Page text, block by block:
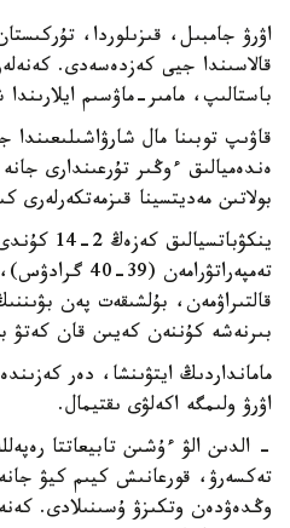
اۋرۋ جامبىل، قىزىلوردا،
قالاسىندا جيى كەزدەسەدى.
باستالىپ، مامىر-ماۋسىم
قاۋىپ توبىنا مال
ەندەميالىق ءوڭىر تۇرعىندارى جانە
بولاتىن مەديتسينا قىزمەتكەرلەرى
تەمپەراتۋرامەن
قالتىراۋمەن، بۇلشىقەت پەن
بىرنەشە كۇننەن كەيىن قان كەتۋ
مامانداردىڭ ايتۋىنشا، دەر
اۋرۋ ولىمگە اكەلۋى ىقتيمال.
- الدىن الۋ ءۇشىن تابيعاتتا
تەكسەرۋ، قورعانىش كيىم كيۋ جانە
وڭدەۋدەن وتكىزۋ ۇسىنىلادى.